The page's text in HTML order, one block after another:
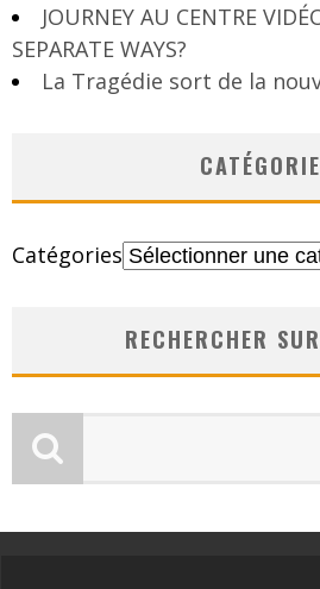
JOURNEY AU CENTRE
SEPARATE WAYS?
La Tragédie sort de la
Catégories
RECHERCHER